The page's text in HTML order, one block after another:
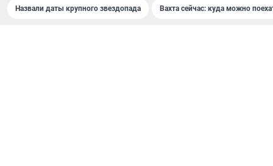
Назвали даты крупного звездопада Вахта сейчас: куда можно